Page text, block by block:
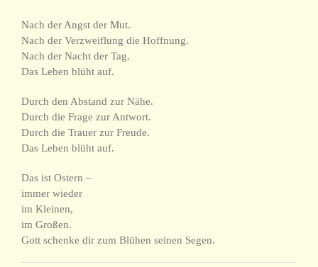
Nach der Angst der Mut.
Nach der Verzweiflung die Hoffnung.
Nach der Nacht der Tag.
Das Leben blüht auf.
Durch den Abstand zur Nähe.
Durch die Frage zur Antwort.
Durch die Trauer zur Freude.
Das Leben blüht auf.
Das ist Ostern –
immer wieder
im Kleinen,
im Großen.
Gott schenke dir zum Blühen seinen Segen.